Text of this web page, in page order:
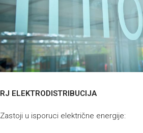
RJ ELEKTRODISTRIBUCIJA
Zastoji u isporuci električne energije: